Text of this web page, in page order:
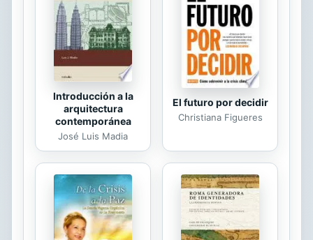
los escenarios.
Introducción a la
arquitectura
contemporánea
José Luis Madia
El futuro por decidir
Christiana Figueres